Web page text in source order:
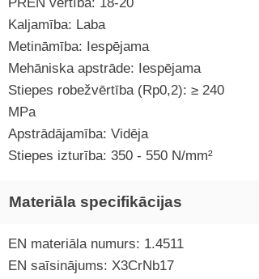
Kaljamība: Laba
Metināmība: Iespējama
Mehāniska apstrāde: Iespējama
Stiepes robežvērtība (Rp0,2): ≥ 240
MPa
Apstrādājamība: Vidēja
Stiepes izturība: 350 - 550 N/mm²
Materiāla specifikācijas
EN materiāla numurs: 1.4511
EN saīsinājums: X3CrNb17